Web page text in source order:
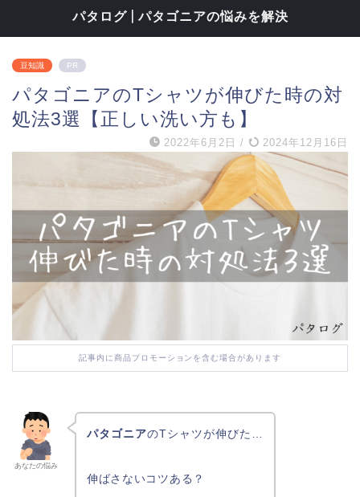
パタログ | パタゴニアの悩みを解決
豆知識 PR
パタゴニアのTシャツが伸びた時の対
処法3選【正しい洗い方も】
2022年6月2日 / 2024年12月16日
記事内に商品プロモーションを含む場合があります
あなたの悩み
パタゴニアのTシャツが伸びた…
伸ばさないコツある？